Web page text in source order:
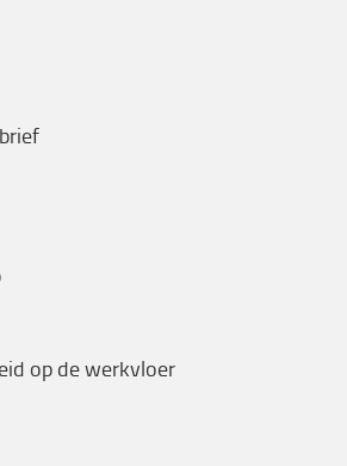
op de werkvloer